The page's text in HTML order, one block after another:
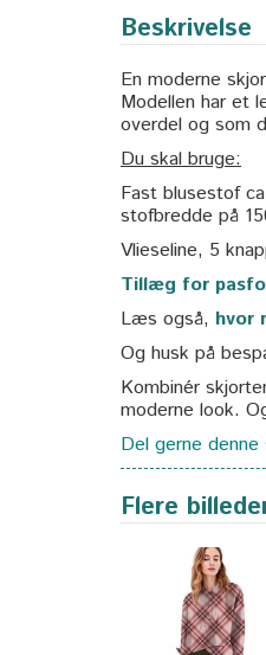
Beskrivelse
En moderne
Modellen har et
overdel og som
Du skal bruge:
Fast blusestof
stofbredde på
Vlieseline, 5
Tillæg for
Læs også, hvor
Og husk på
Kombinér
moderne look.
Del gerne
Flere